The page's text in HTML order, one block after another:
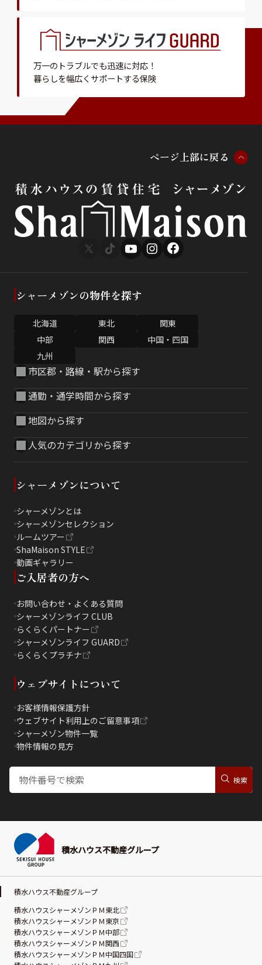
万一のトラブルでも迅速に対応！
暮らしを幅広くサポートする保険
ページ 上部に戻る
シャーメゾンの物件を探す
北海道 東北
関東
中部
関西
中国・四国
九州
市区郡・路線・駅から探す
通勤・通学時間から探す
地図から探す
人気のカテゴリから探す
シャーメゾンについて
シャーメゾンとは
シャーメゾンセレクション
ルームツアー
ShaMaison STYLE
動画ギャラリー
ご入居者の方へ
お問い合わせ・よくある質問
シャーメゾンライフ CLUB
らくらくパートナー
シャーメゾンライフ GUARD
らくらくプラチナ
ウェブサイトについて
お客様情報保護方針
ウェブサイト利用上のご留意事項
シャーメゾン物件一覧
物件情報の見方
積水ハウス不動産グループ
積水ハウス不動産グループ
積水ハウスシャーメゾンＰＭ東北
積水ハウスシャーメゾンＰＭ東京
積水ハウスシャーメゾンＰＭ中部
積水ハウスシャーメゾンＰＭ関西
積水ハウスシャーメゾンＰＭ中国四国